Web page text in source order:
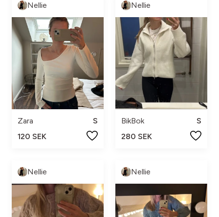
Nellie
Zara
S
120 SEK
Nellie
BikBok
S
280 SEK
Nellie Nellie